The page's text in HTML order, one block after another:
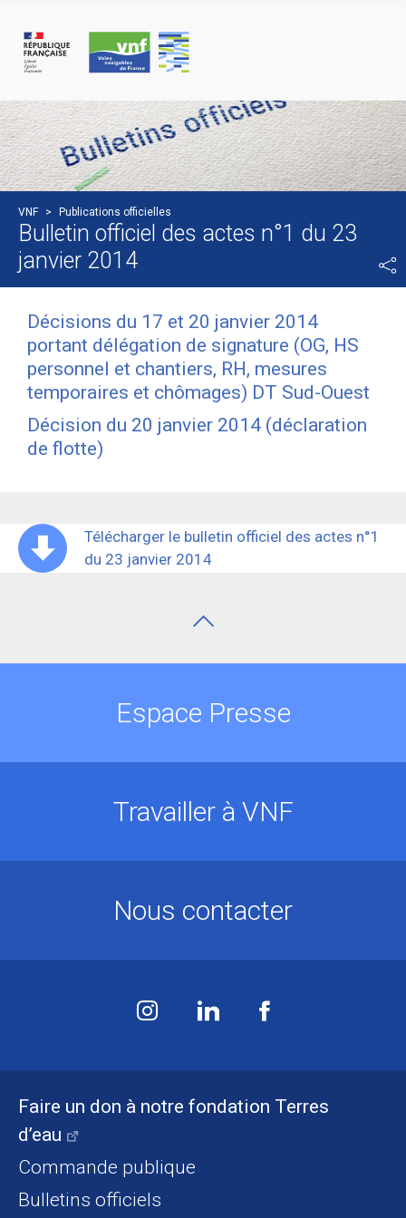
VNF > Publications officielles
Bulletin officiel des actes n°1 du 23
janvier 2014
Décisions du 17 et 20 janvier 2014
portant délégation de signature (OG, HS
personnel et chantiers, RH, mesures
temporaires et chômages) DT Sud-Ouest
Décision du 20 janvier 2014 (déclaration
de flotte)
Télécharger le bulletin officiel des actes n°1
du 23 janvier 2014
Faire un don à notre fondation Terres
d’eau
Commande publique
Bulletins officiels
Espace Presse
Travailler à VNF
Nous contacter